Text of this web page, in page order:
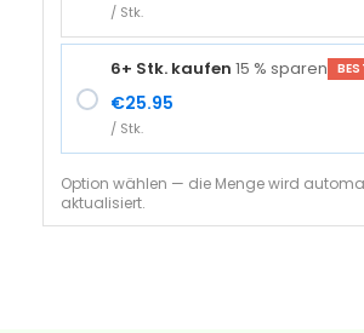
/ Stk.
6+ Stk. kaufen 15 % sparen
€25.95
/ Stk.
Option wählen — die Menge wird
aktualisiert.